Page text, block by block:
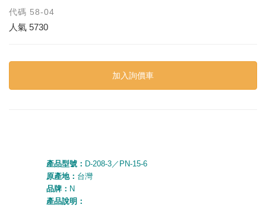
代碼 58-04
人氣 5730
加入詢價車
產品型號： D-208-3 ／ PN-15-6
原產地： 台灣
品牌： N
產品說明：